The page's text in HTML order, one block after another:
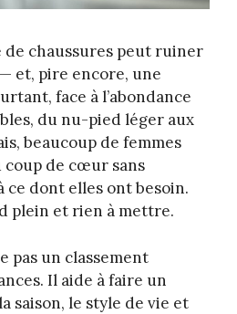
de chaussures peut ruiner
et, pire encore, une
face à l’abondance
du nu-pied léger aux
beaucoup de femmes
coup de cœur sans
dont elles ont besoin.
plein et rien à mettre.
pas un classement
Il aide à faire un
saison, le style de vie et